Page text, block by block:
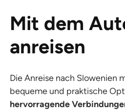
Mit dem
anreisen
Die Anreise nach Slowenien
bequeme und praktische
hervorragende